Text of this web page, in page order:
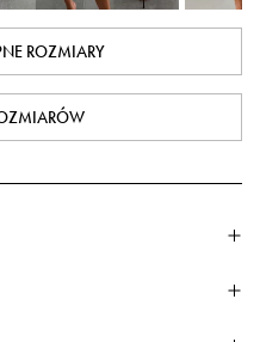
ROZMIARY